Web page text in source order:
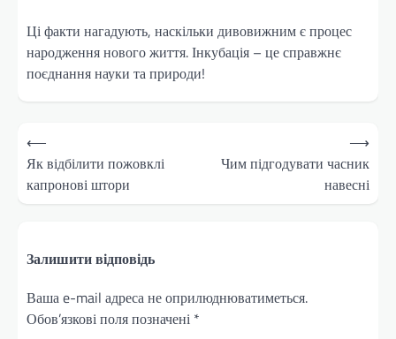
Ці факти нагадують, наскільки дивовижним є процес
народження нового життя. Інкубація – це справжнє
поєднання науки та природи!
Навігація
записів
⟵
Як відбілити пожовклі
капронові штори
Чим підгодувати часник
навесні
⟶
Залишити відповідь
Ваша e-mail адреса не оприлюднюватиметься.
Обов’язкові поля позначені *